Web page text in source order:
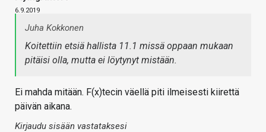
6.9.2019
Juha Kokkonen
Koitettiin etsiä hallista 11.1 missä oppaan mukaan
pitäisi olla, mutta ei löytynyt mistään.
Ei mahda mitään. F(x)tecin väellä piti ilmeisesti kiirettä
päivän aikana.
Kirjaudu sisään vastataksesi